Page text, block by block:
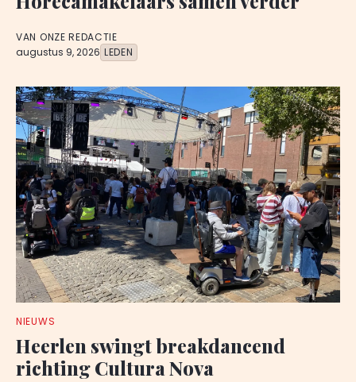
VAN ONZE REDACTIE
augustus 9, 2026 LEDEN
NIEUWS
Heerlen swingt breakdancend
richting Cultura Nova